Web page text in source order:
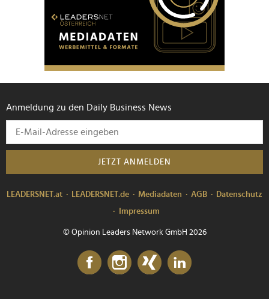
Anmeldung zu den Daily Business News
JETZT ANMELDEN
LEADERSNET.at LEADERSNET.de Mediadaten AGB
Datenschutz
Impressum
© Opinion Leaders Network GmbH 2026